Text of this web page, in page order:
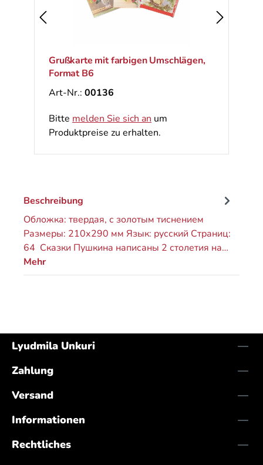
Grußkarte mit farbigen Umschlägen,
Format B6
Art-Nr.: 00136
Bitte melden Sie sich an um
Produktpreise zu erhalten.
Beschreibung
Обложка: твердая, с золотым тиснением
Размеры: 210х290 мм Язык: русский Страниц:
64 Сказки Пушкина написаны 2 столетия на…
Mehr
Lyudmila Unkuri
Zahlung
Versand
Informationen
Rechtliches